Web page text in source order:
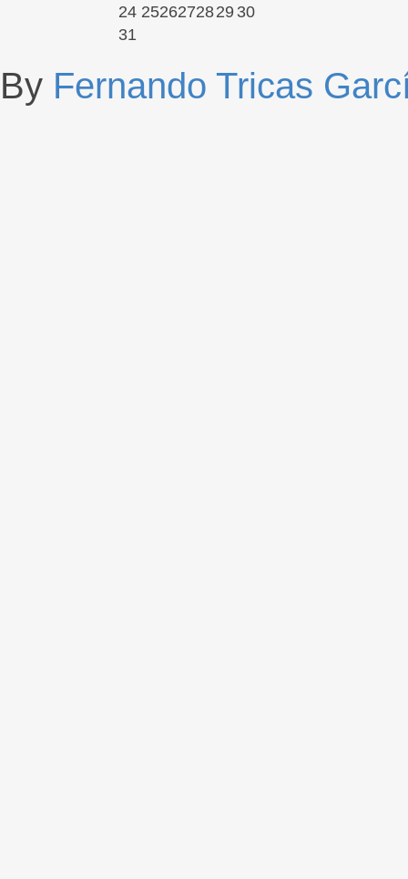
24 2526272829 30
31
By Fernando Tricas